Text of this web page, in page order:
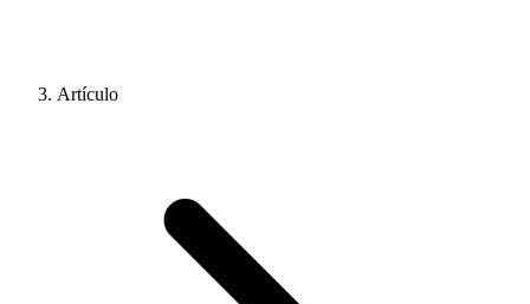
Artículo